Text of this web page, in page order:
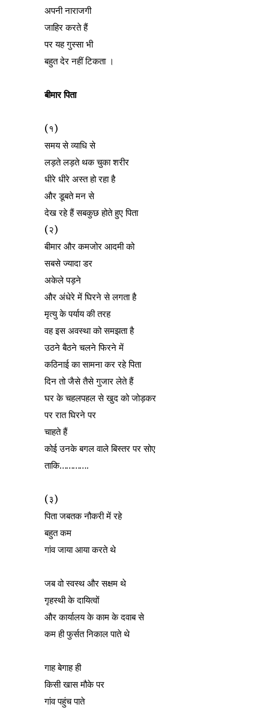
अपनी नाराजगी
जाहिर करते हैं
पर यह गुस्सा भी
बहुत देर नहीं टिकता ।
बीमार पिता
(१)
समय से व्याधि से
लड़ते लड़ते थक चुका शरीर
धीरे धीरे अस्त हो रहा है
और डूबते मन से
देख रहे हैं सबकुछ होते हुए पिता
(२)
बीमार और कमजोर आदमी को
सबसे ज्यादा डर
अकेले पड़ने
और अंधेरे में घिरने से लगता है
मृत्यु के पर्याय की तरह
वह इस अवस्था को समझता है
उठने बैठने चलने फिरने में
कठिनाई का सामना कर रहे पिता
दिन तो जैसे तैसे गुजार लेते हैं
घर के चहलपहल से खुद को जोड़कर
पर रात घिरने पर
चाहते हैं
कोई उनके बगल वाले बिस्तर पर सोए
ताकि………….
(३)
पिता जबतक नौकरी में रहे
बहुत कम
गांव जाया आया करते थे
जब वो स्वस्थ और सक्षम थे
गृहस्थी के दायित्वों
और कार्यालय के काम के दवाब से
कम ही फुर्सत निकाल पाते थे
गाह बेगाह ही
किसी खास मौके पर
गांव पहुंच पाते